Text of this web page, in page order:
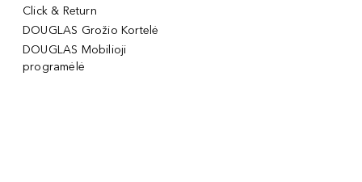
Click & Return
DOUGLAS Grožio Kortelė
DOUGLAS Mobilioji
programėlė